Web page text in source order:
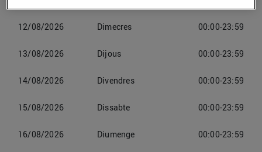
12/08/2026 Dimecres 00:00-23:59
13/08/2026 Dijous 00:00-23:59
14/08/2026 Divendres 00:00-23:59
15/08/2026 Dissabte 00:00-23:59
16/08/2026 Diumenge 00:00-23:59